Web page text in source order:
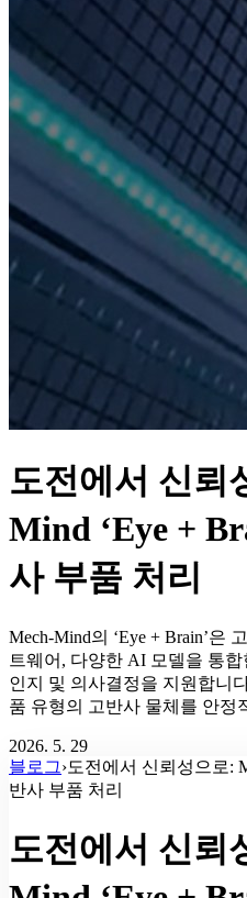
도전에서 신뢰
Mind ‘Eye +
사 부품 처리
Mech-Mind의 ‘Eye + Brain’은
트웨어, 다양한 AI 모델을 통
인지 및 의사결정을 지원합니
품 유형의 고반사 물체를 안정
2026. 5. 29
블로그›도전에서 신뢰성으로:
반사 부품 처리
도전에서 신뢰